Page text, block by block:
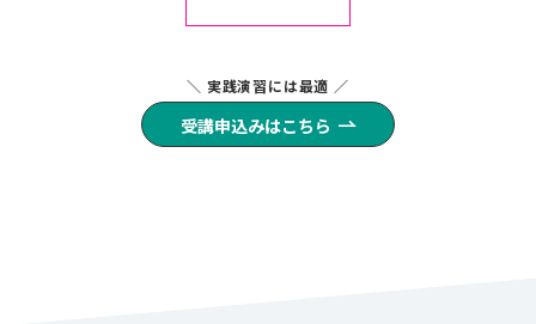
＼ 実践演習には最適 ／
受講申込みはこちら